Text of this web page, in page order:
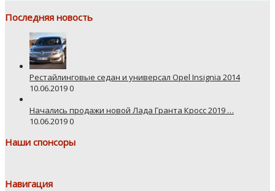
Последняя новость
Рестайлинговые седан и универсал Opel Insignia 2014
10.06.20190
Начались продажи новой Лада Гранта Кросс 2019 …
10.06.20190
Наши спонсоры
Навигация